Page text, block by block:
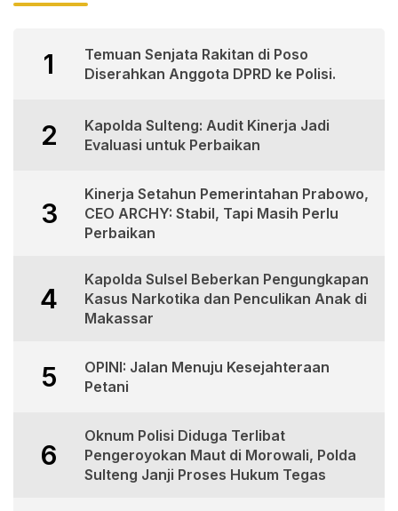
1
Temuan Senjata Rakitan di Poso
Diserahkan Anggota DPRD ke Polisi.
2
Kapolda Sulteng: Audit Kinerja Jadi
Evaluasi untuk Perbaikan
3
Kinerja Setahun Pemerintahan Prabowo,
CEO ARCHY: Stabil, Tapi Masih Perlu
Perbaikan
4
Kapolda Sulsel Beberkan Pengungkapan
Kasus Narkotika dan Penculikan Anak di
Makassar
5
OPINI: Jalan Menuju Kesejahteraan
Petani
6
Oknum Polisi Diduga Terlibat
Pengeroyokan Maut di Morowali, Polda
Sulteng Janji Proses Hukum Tegas